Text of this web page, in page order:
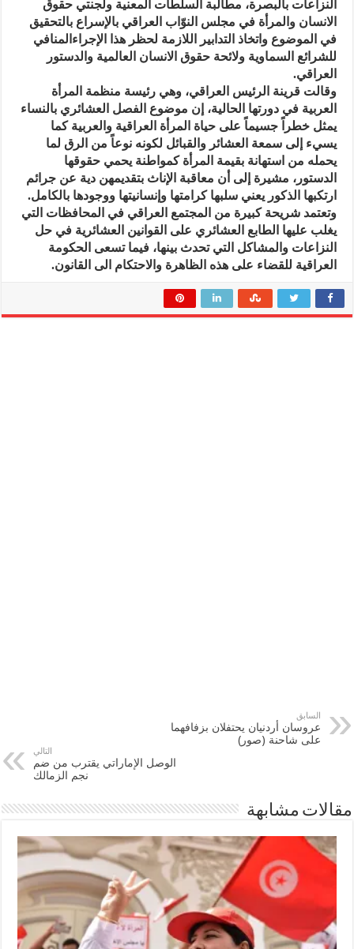
النزاعات بالبصرة، مطالبة السلطات المعنية ولجنتي حقوق
الانسان والمرأة في مجلس النوّاب العراقي بالإسراع بالتحقيق
في الموضوع واتخاذ التدابير اللازمة لحظر هذا الإجراءالمنافي
للشرائع السماوية ولائحة حقوق الانسان العالمية والدستور
العراقي.
وقالت قرينة الرئيس العراقي، وهي رئيسة منظمة المرأة
العربية في دورتها الحالية، إن موضوع الفصل العشائري بالنساء
يمثل خطراً جسيماً على حياة المرأة العراقية والعربية كما
يسيء إلى سمعة العشائر والقبائل لكونه نوعاً من الرق لما
يحمله من استهانة بقيمة المرأة كمواطنة يحمي حقوقها
الدستور، مشيرة إلى أن معاقبة الإناث بتقديمهن دية عن جرائم
ارتكبها الذكور يعني سلبها كرامتها وإنسانيتها ووجودها بالكامل.
وتعتمد شريحة كبيرة من المجتمع العراقي في المحافظات التي
يغلب عليها الطابع العشائري على القوانين العشائرية في حل
النزاعات والمشاكل التي تحدث بينها، فيما تسعى الحكومة
العراقية للقضاء على هذه الظاهرة والاحتكام الى القانون.
السابق
عروسان أردنيان يحتفلان بزفافهما
على شاحنة (صور)
التالي
الوصل الإماراتي يقترب من ضم
نجم الزمالك
مقالات مشابهة